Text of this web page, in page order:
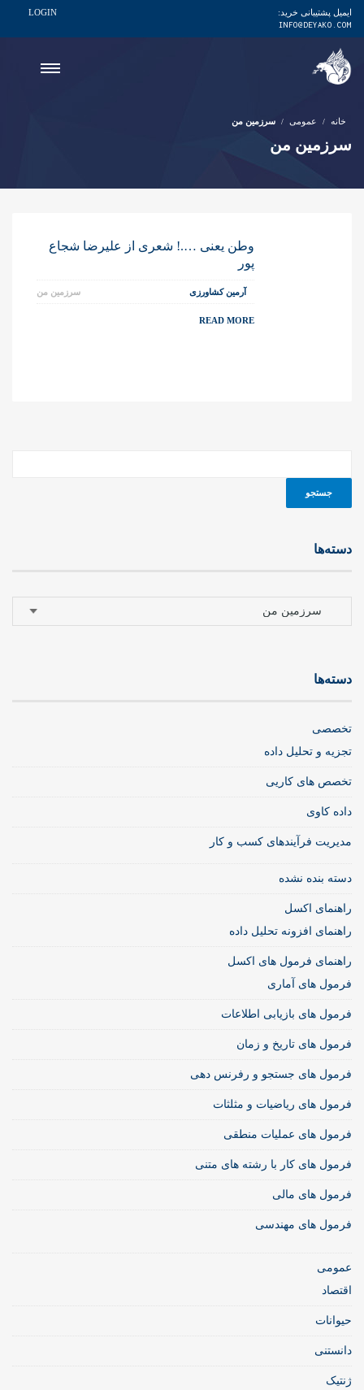
ایمیل پشتیبانی خرید:
INFO@DEYAKO.COM
LOGIN
خانه عمومی سرزمین من
سرزمین من
وطن یعنی ….! شعری از علیرضا شجاع
پور
سرزمین من آرمین کشاورزی
READ MORE
دسته‌ها
دسته‌ها
تخصصی
تجزیه و تحلیل داده
تخصص های کاریی
داده کاوی
مدیریت فرآیندهای کسب و کار
دسته بنده نشده
راهنمای اکسل
راهنمای افزونه تحلیل داده
راهنمای فرمول های اکسل
فرمول های آماری
فرمول های بازیابی اطلاعات
فرمول های تاریخ و زمان
فرمول های جستجو و رفرنس دهی
فرمول های ریاضیات و مثلثات
فرمول های عملیات منطقی
فرمول های کار با رشته های متنی
فرمول های مالی
فرمول های مهندسی
عمومی
اقتصاد
حیوانات
دانستنی
ژنتیک